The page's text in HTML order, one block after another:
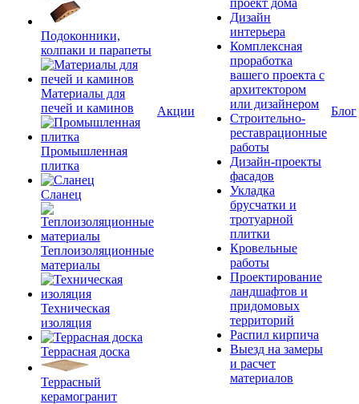
Подоконники,
колпаки и парапеты
Материалы для
печей и каминов
Промышленная
плитка
Сланец
Теплоизоляционные
материалы
Техническая
изоляция
Террасная доска
Террасный
керамогранит
Акции
проект дома
Дизайн
интерьера
Комплексная
проработка
вашего проекта с
архитектором
или дизайнером
Строительно-
реставрационные
работы
Дизайн-проекты
фасадов
Укладка
брусчатки и
тротуарной
плитки
Кровельные
работы
Проектирование
ландшафтов и
придомовых
территорий
Распил кирпича
Выезд на замеры
и расчет
материалов
Блог